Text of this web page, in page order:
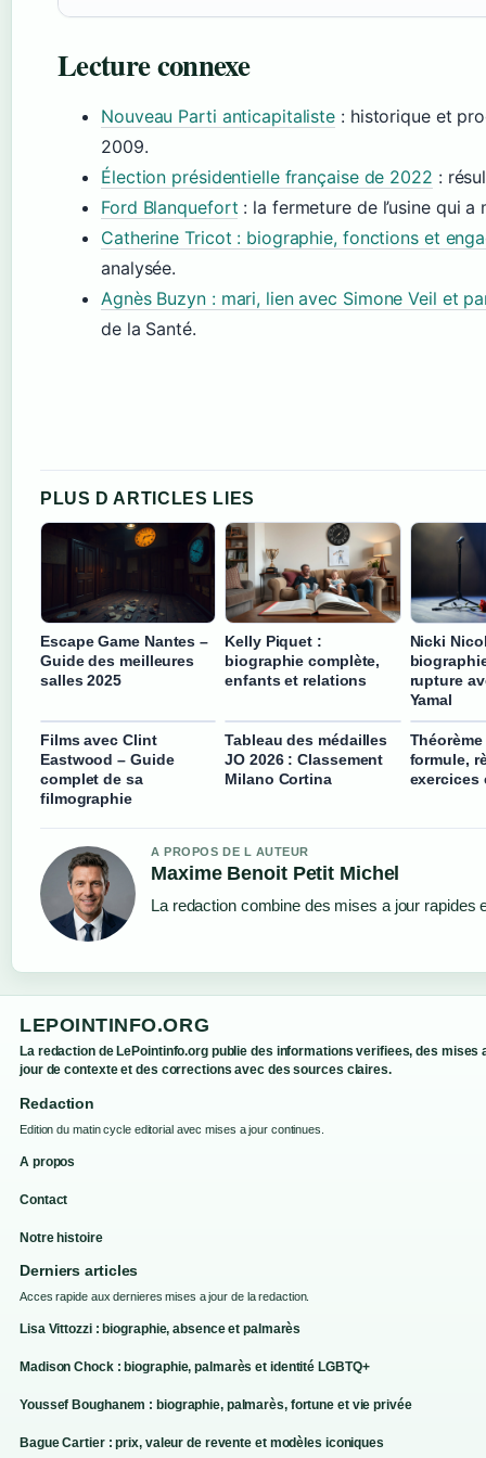
Lecture connexe
Nouveau Parti anticapitaliste : historique et
2009.
Élection présidentielle française de 2022 :
Ford Blanquefort : la fermeture de l’usine qui
Catherine Tricot : biographie, fonctions et
analysée.
Agnès Buzyn : mari, lien avec Simone Veil et
de la Santé.
PLUS D ARTICLES LIES
Escape Game Nantes –
Guide des meilleures
salles 2025
Kelly Piquet :
biographie complète,
enfants et relations
Nicki
rupture
Yamal
Films avec Clint
Eastwood – Guide
complet de sa
filmographie
Tableau des médailles
JO 2026 : Classement
Milano Cortina
formule,
exercices
A PROPOS DE L AUTEUR
Maxime Benoit Petit Michel
La redaction combine des mises a jour rapides
LEPOINTINFO.ORG
La redaction de LePointinfo.org publie des informations verifiees, des mises
jour de contexte et des corrections avec des sources claires.
Redaction
Edition du matin cycle editorial avec mises a jour continues.
A propos
Contact
Notre histoire
Derniers articles
Acces rapide aux dernieres mises a jour de la redaction.
Lisa Vittozzi : biographie, absence et palmarès
Madison Chock : biographie, palmarès et identité LGBTQ+
Youssef Boughanem : biographie, palmarès, fortune et vie privée
Bague Cartier : prix, valeur de revente et modèles iconiques